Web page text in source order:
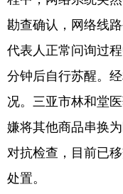
勘查确认，网络线
代表人正常问询过
分钟后自行苏醒。
况。三亚市林和堂
嫌将其他商品串换
对抗检查，目前已
处置。